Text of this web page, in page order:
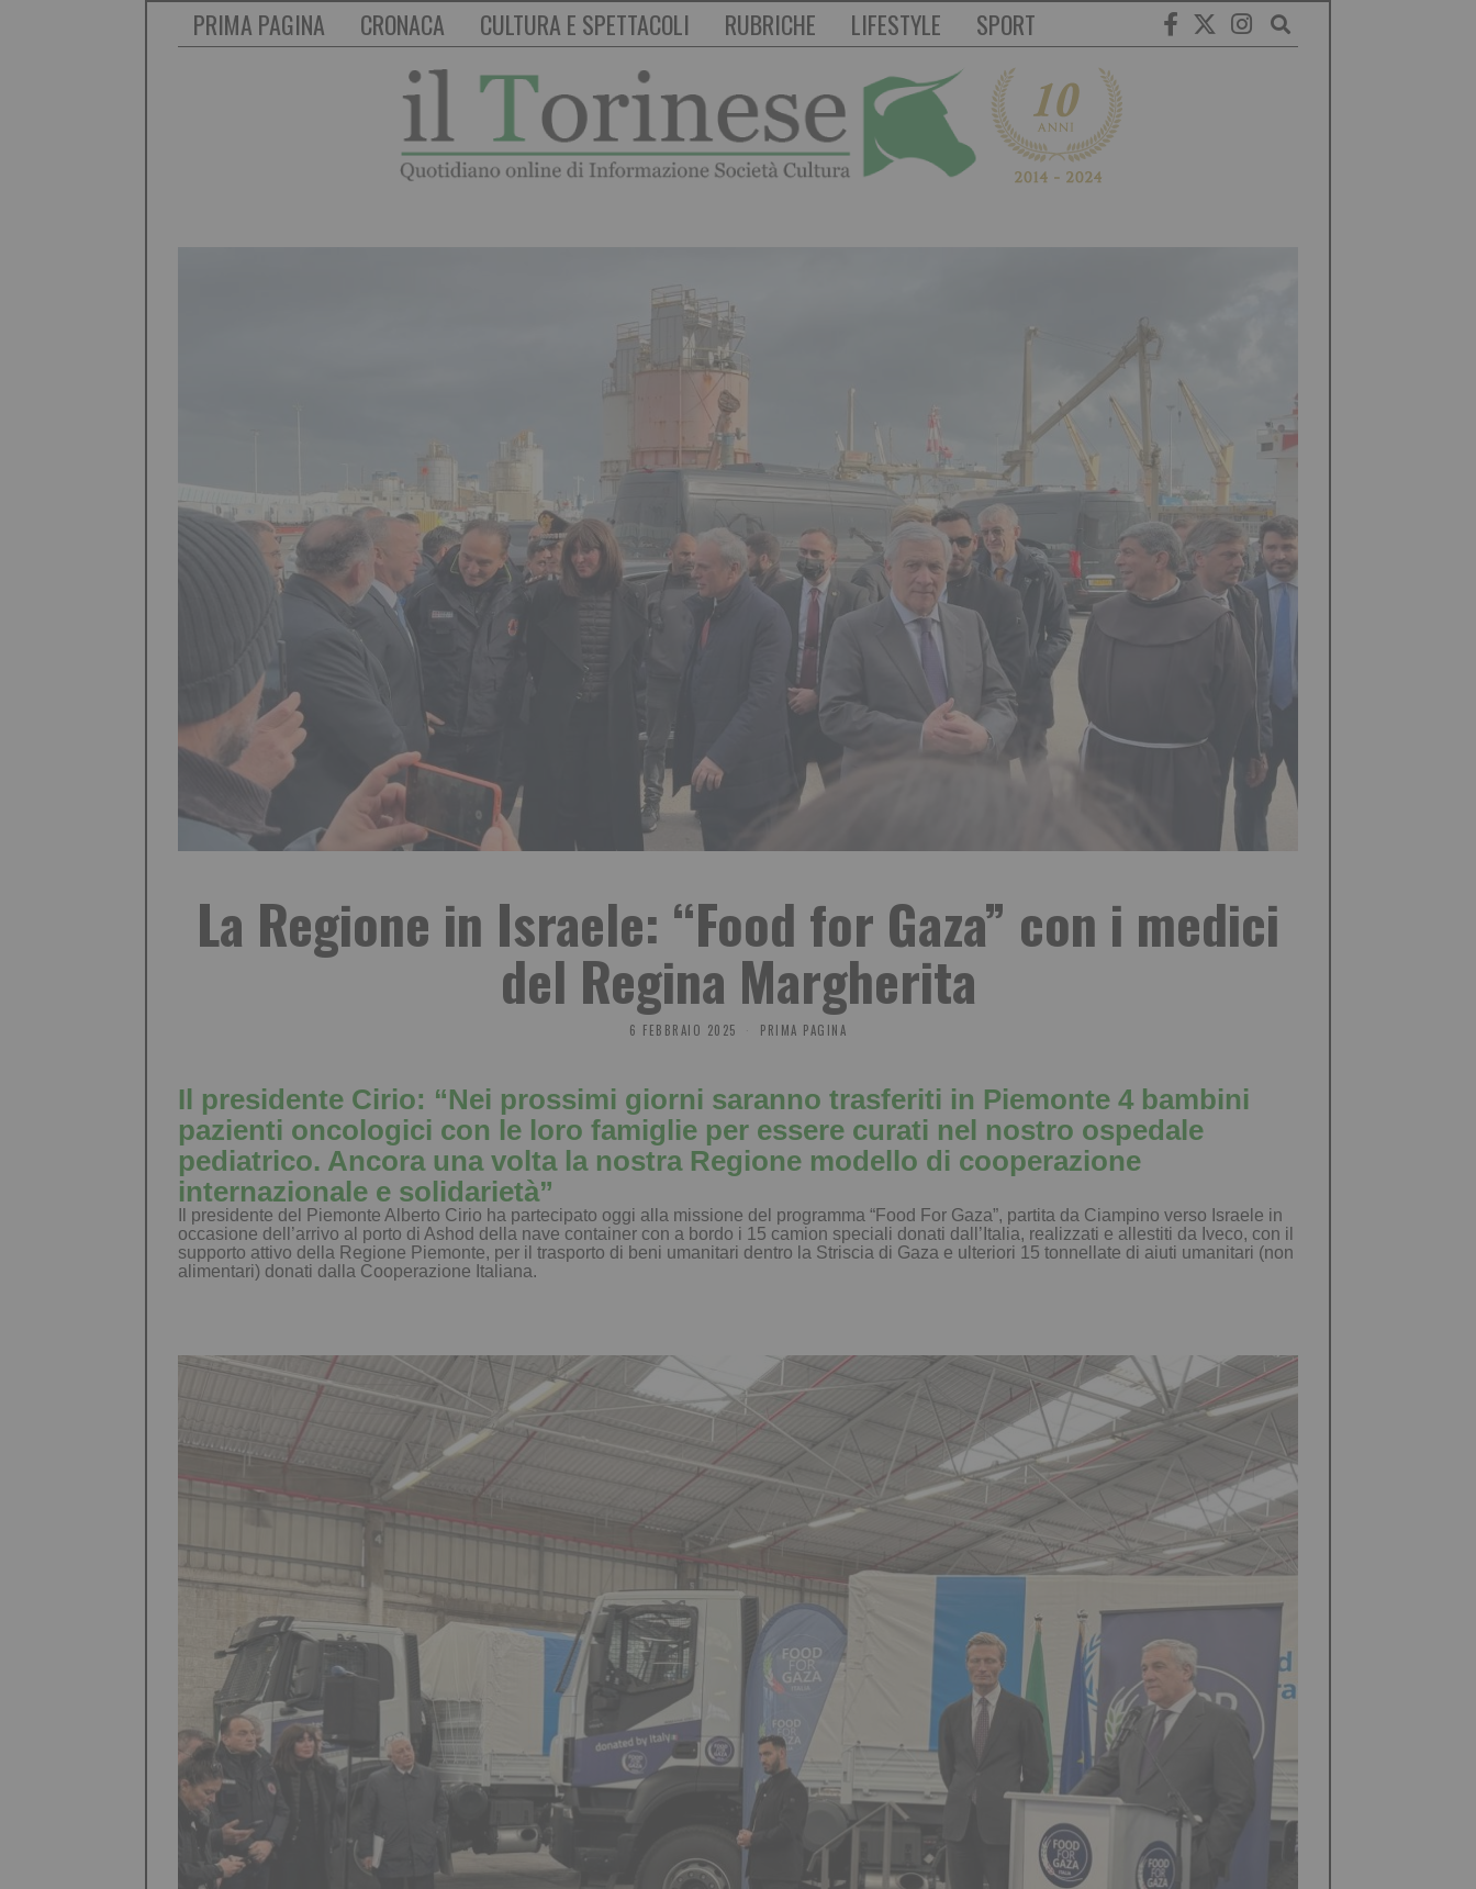
PRIMA PAGINA CRONACA CULTURA E SPETTACOLI RUBRICHE LIFESTYLE SPORT
La Regione in Israele: “Food for Gaza” con i medici
del Regina Margherita
6 FEBBRAIO 2025 PRIMA PAGINA
Il presidente Cirio: “Nei prossimi giorni saranno trasferiti in Piemonte 4 bambini
pazienti oncologici con le loro famiglie per essere curati nel nostro ospedale
pediatrico. Ancora una volta la nostra Regione modello di cooperazione
internazionale e solidarietà”
Il presidente del Piemonte Alberto Cirio ha partecipato oggi alla missione del programma “Food For Gaza”, partita da Ciampino verso Israele in
occasione dell’arrivo al porto di Ashod della nave container con a bordo i 15 camion speciali donati dall’Italia, realizzati e allestiti da Iveco, con il
supporto attivo della Regione Piemonte, per il trasporto di beni umanitari dentro la Striscia di Gaza e ulteriori 15 tonnellate di aiuti umanitari (non
alimentari) donati dalla Cooperazione Italiana.